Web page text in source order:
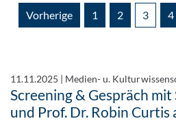
Vorherige 1 2 3 4
11.11.2025 | Medien- u.
Screening & Gespräch
und Prof. Dr. Robin Curtis